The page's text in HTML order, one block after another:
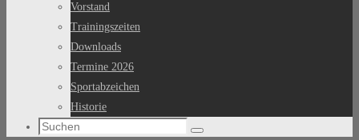
Vorstand
Trainingszeiten
Downloads
Termine 2026
Sportabzeichen
Historie
Suchen
Suchen